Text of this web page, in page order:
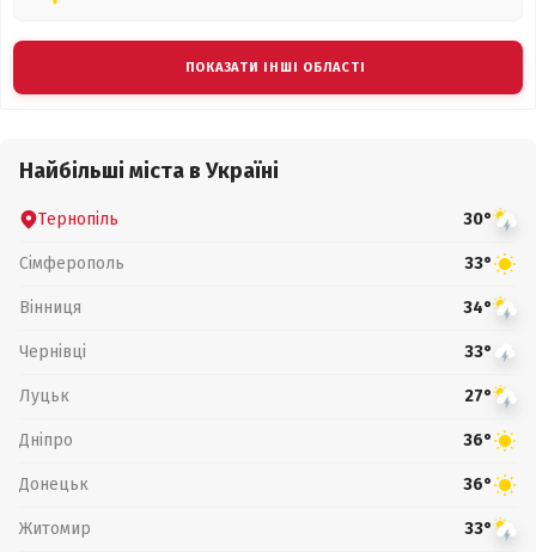
ПОКАЗАТИ ІНШІ ОБЛАСТІ
Найбільші міста в Україні
Тернопіль 30°
Сімферополь 33°
Вінниця 34°
Чернівці 33°
Луцьк 27°
Дніпро 36°
Донецьк 36°
Житомир 33°